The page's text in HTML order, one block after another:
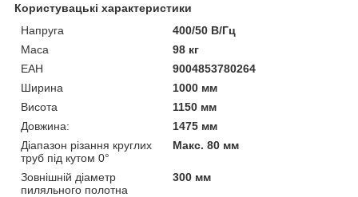
Користувацькі характеристики
Напруга
400/50 В/Гц
Маса
98 кг
ЕАН
9004853780264
Ширина
1000 мм
Висота
1150 мм
Довжина:
1475 мм
Діапазон різання круглих
труб під кутом 0°
Макс. 80 мм
Зовнішній діаметр
пиляльного полотна
300 мм